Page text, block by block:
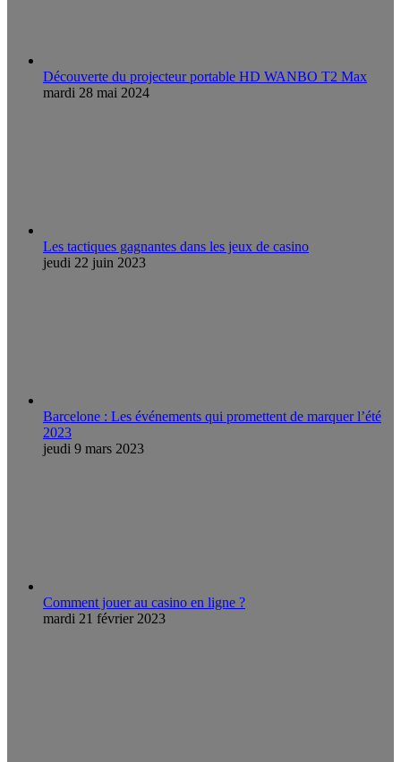
Découverte du projecteur portable HD WANBO T2 Max
mardi 28 mai 2024
Les tactiques gagnantes dans les jeux de casino
jeudi 22 juin 2023
Barcelone : Les événements qui promettent de marquer l’été
2023
jeudi 9 mars 2023
Comment jouer au casino en ligne ?
mardi 21 février 2023